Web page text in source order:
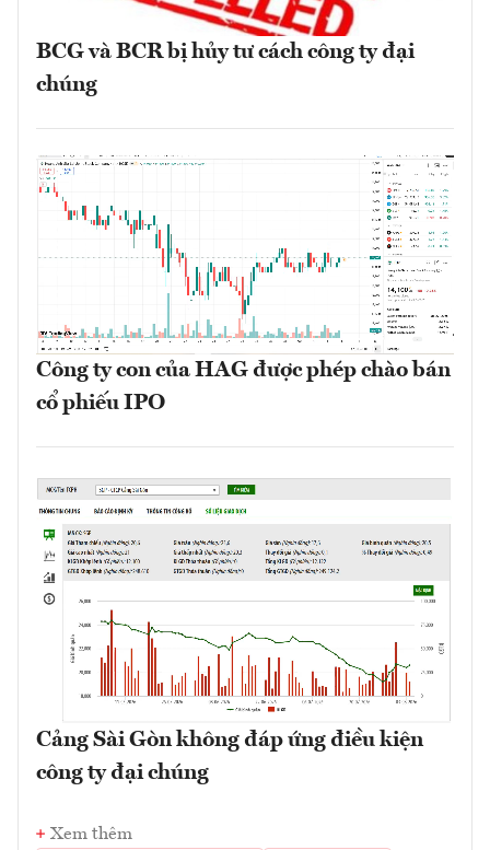
BCG và BCR bị hủy tư cách công ty đại
chúng
Công ty con của HAG được phép chào bán
cổ phiếu IPO
Cảng Sài Gòn không đáp ứng điều kiện
công ty đại chúng
Xem thêm